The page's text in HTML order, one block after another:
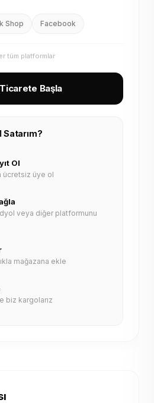
Shop Facebook
tüm platformlar
Başla
Satarım?
Ol
ücretsiz üye ol
veya diğer platformunu
mağazana ekle
biz kargolarız